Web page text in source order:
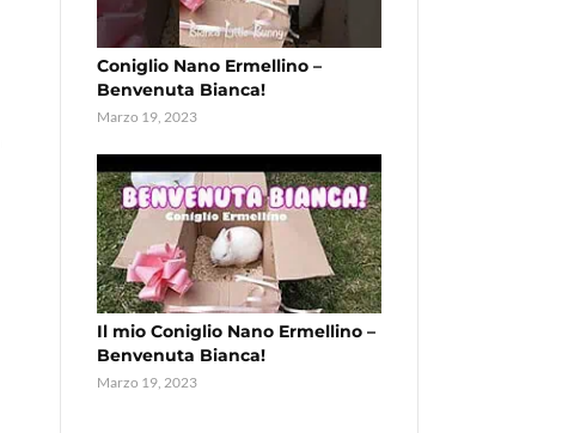
Coniglio Nano Ermellino –
Benvenuta Bianca!
Marzo 19, 2023
Il mio Coniglio Nano Ermellino –
Benvenuta Bianca!
Marzo 19, 2023